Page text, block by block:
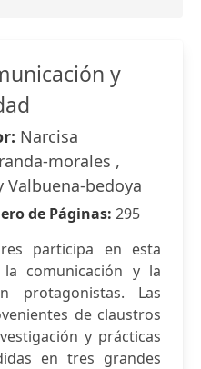
y
Narcisa
morales ,
Valbuena-bedoya
de Páginas: 295
participa en esta
comunicación y la
protagonistas. Las
de claustros
y prácticas
en tres grandes